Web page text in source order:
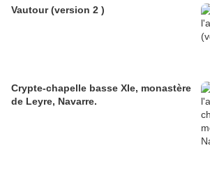
Vautour (version 2 )
Crypte-chapelle basse XIe, monastère
de Leyre, Navarre.